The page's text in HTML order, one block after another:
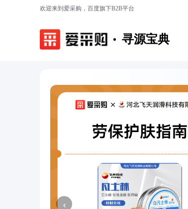
欢迎来到爱采购，百度旗下B2B平台
寻源宝典
‹